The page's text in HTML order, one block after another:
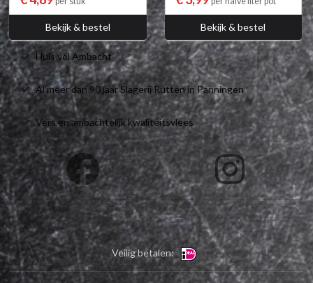
Bekijk & bestel Bekijk & bestel
Huis vol Ambacht
Al meer dan 90 jaar Slagerij Rutten in Panningen
Vers en ambachtelijk kwaliteitsvlees
Veilig betalen: